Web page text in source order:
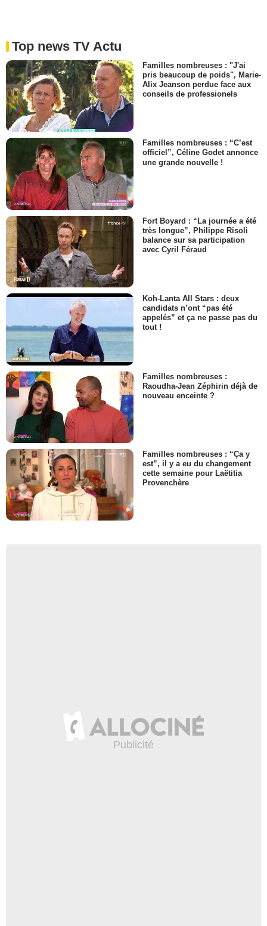
Top news TV Actu
Familles nombreuses : "J'ai
pris beaucoup de poids", Marie-
Alix Jeanson perdue face aux
conseils de professionels
Familles nombreuses : “C’est
officiel”, Céline Godet annonce
une grande nouvelle !
Fort Boyard : “La journée a été
très longue”, Philippe Risoli
balance sur sa participation
avec Cyril Féraud
Koh-Lanta All Stars : deux
candidats n’ont “pas été
appelés” et ça ne passe pas du
tout !
Familles nombreuses :
Raoudha-Jean Zéphirin déjà de
nouveau enceinte ?
Familles nombreuses : “Ça y
est”, il y a eu du changement
cette semaine pour Laëtitia
Provenchère